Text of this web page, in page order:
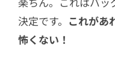
決定です。 これがあ
怖くない！